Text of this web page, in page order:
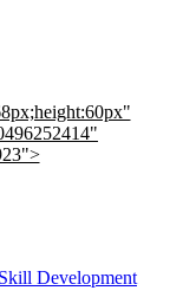
Development